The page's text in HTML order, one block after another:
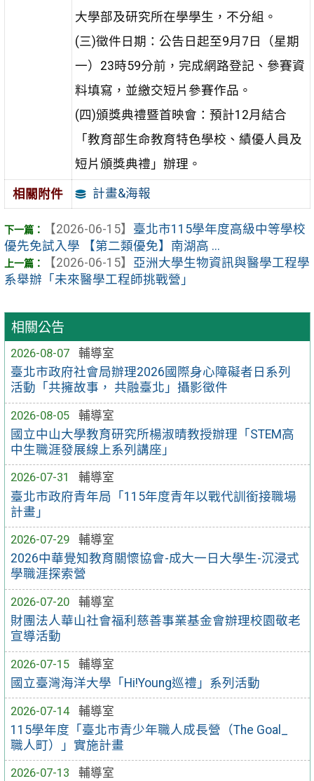
相關公告
2026-08-07
輔導室
臺北市政府社會局辦理2026國際身心障礙者日系列
活動「共擁故事， 共融臺北」攝影徵件
2026-08-05
輔導室
國立中山大學教育研究所楊淑晴教授辦理「STEM高
中生職涯發展線上系列講座」
2026-07-31
輔導室
臺北市政府青年局「115年度青年以戰代訓銜接職場
計畫」
2026-07-29
輔導室
2026中華覺知教育關懷協會-成大一日大學生-沉浸式
學職涯探索營
2026-07-20
輔導室
財團法人華山社會福利慈善事業基金會辦理校園敬老
宣導活動
2026-07-15
輔導室
國立臺灣海洋大學「Hi!Young巡禮」系列活動
2026-07-14
輔導室
115學年度「臺北市青少年職人成長營（The Goal_
職人町）」實施計畫
2026-07-13
輔導室
大學部及研究所在學學生，不分組。
(三)徵件日期：公告日起至9月7日（星期
一）23時59分前，完成網路登記、參賽資
料填寫，並繳交短片參賽作品。
(四)頒獎典禮暨首映會：預計12月結合
「教育部生命教育特色學校、績優人員及
短片頒獎典禮」辦理。
相關附件 計畫&海報
【2026-06-15】 臺北市115學年度高級中等學校
優先免試入學 【第二類優免】南湖高 ...
【2026-06-15】 亞洲大學生物資訊與醫學工程學
系舉辦「未來醫學工程師挑戰營」